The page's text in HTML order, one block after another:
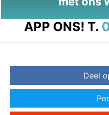
APP ONS! T.
Deel